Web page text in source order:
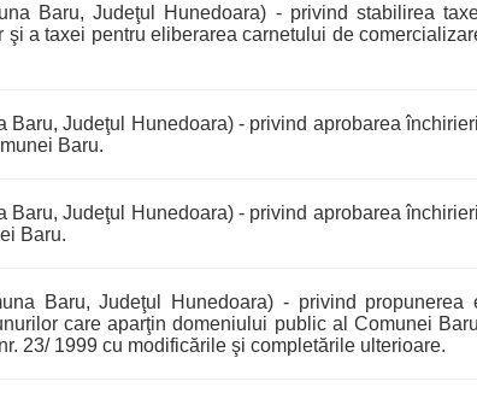
Baru, Judeţul Hunedoara) - privind stabilirea
a taxei pentru eliberarea carnetului de
Baru, Judeţul Hunedoara) - privind aprobarea
Baru.
Baru, Judeţul Hunedoara) - privind aprobarea
Baru.
Baru, Judeţul Hunedoara) - privind propunerea
care aparţin domeniului public al Comunei
23/ 1999 cu modificările şi completările ulterioare.